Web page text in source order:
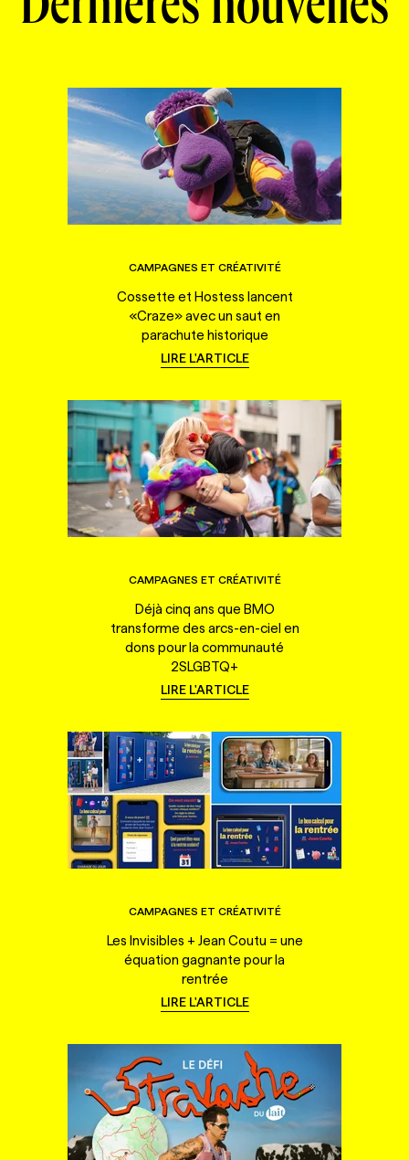
Dernières nouvelles
CAMPAGNES ET CRÉATIVITÉ
Cossette et Hostess lancent
«Craze» avec un saut en
parachute historique
LIRE L'ARTICLE
CAMPAGNES ET CRÉATIVITÉ
Déjà cinq ans que BMO
transforme des arcs-en-ciel en
dons pour la communauté
2SLGBTQ+
LIRE L'ARTICLE
CAMPAGNES ET CRÉATIVITÉ
Les Invisibles + Jean Coutu = une
équation gagnante pour la
rentrée
LIRE L'ARTICLE